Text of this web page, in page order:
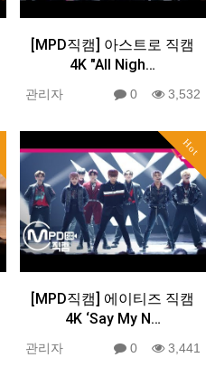
[MPD직캠] 아스트로 직캠
4K "All Nigh…
관리자 0 3,532
Hot
[MPD직캠] 에이티즈 직캠
4K ‘Say My N…
관리자 0 3,441